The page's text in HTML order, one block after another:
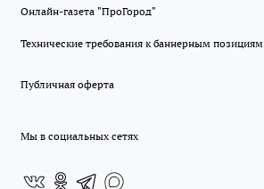
Онлайн-газета "ПроГород"
Технические требования к баннерным позициям
Публичная оферта
Мы в социальных сетях